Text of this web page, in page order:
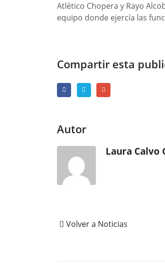
Atlético Chopera y Rayo
equipo donde ejercía las
Compartir esta
Autor
Laura Calvo
Volver a Noticias